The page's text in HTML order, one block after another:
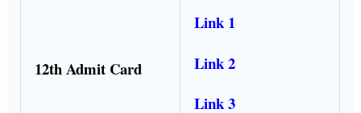
12th Admit Card
Link 1
Link 2
Link 3